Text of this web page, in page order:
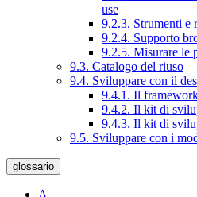
use
9.2.3. Strumenti e
9.2.4. Supporto
9.2.5. Misurare le
9.3. Catalogo del riuso
9.4. Sviluppare con il
9.4.1. Il
9.4.2. Il kit di
9.4.3. Il kit di
9.5. Sviluppare con i
glossario
A